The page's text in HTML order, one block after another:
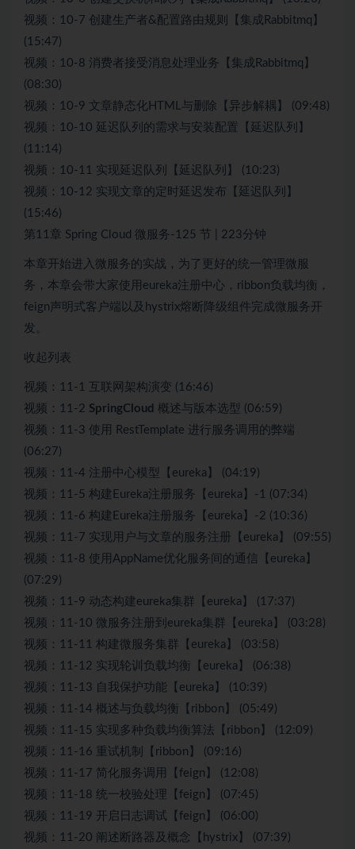
视频：10-7 创建生产者&配置路由规则【集成Rabbitmq】
(15:47)
视频：10-8 消费者接受消息处理业务【集成Rabbitmq】
(08:30)
视频：10-9 文章静态化HTML与删除【异步解耦】 (09:48)
视频：10-10 延迟队列的需求与安装配置【延迟队列】
(11:14)
视频：10-11 实现延迟队列【延迟队列】 (10:23)
视频：10-12 实现文章的定时延迟发布【延迟队列】
(15:46)
第11章 Spring Cloud 微服务-125 节 | 223分钟
本章开始进入微服务的实战，为了更好的统一管理微服
务，本章会带大家使用eureka注册中心，ribbon负载均衡，
feign声明式客户端以及hystrix熔断降级组件完成微服务开
发。
收起列表
视频：11-1 互联网架构演变 (16:46)
视频：11-2 SpringCloud 概述与版本选型 (06:59)
视频：11-3 使用 RestTemplate 进行服务调用的弊端
(06:27)
视频：11-4 注册中心模型【eureka】 (04:19)
视频：11-5 构建Eureka注册服务【eureka】-1 (07:34)
视频：11-6 构建Eureka注册服务【eureka】-2 (10:36)
视频：11-7 实现用户与文章的服务注册【eureka】 (09:55)
视频：11-8 使用AppName优化服务间的通信【eureka】
(07:29)
视频：11-9 动态构建eureka集群【eureka】 (17:37)
视频：11-10 微服务注册到eureka集群【eureka】 (03:28)
视频：11-11 构建微服务集群【eureka】 (03:58)
视频：11-12 实现轮训负载均衡【eureka】 (06:38)
视频：11-13 自我保护功能【eureka】 (10:39)
视频：11-14 概述与负载均衡【ribbon】 (05:49)
视频：11-15 实现多种负载均衡算法【ribbon】 (12:09)
视频：11-16 重试机制【ribbon】 (09:16)
视频：11-17 简化服务调用【feign】 (12:08)
视频：11-18 统一校验处理【feign】 (07:45)
视频：11-19 开启日志调试【feign】 (06:00)
视频：11-20 阐述断路器及概念【hystrix】 (07:39)